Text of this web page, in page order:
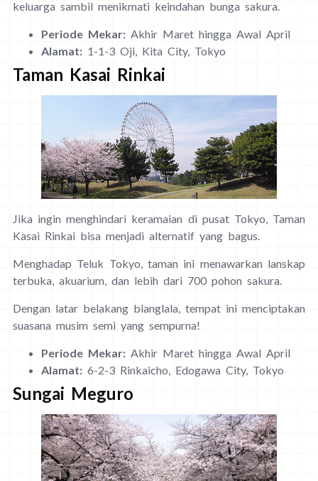
keluarga sambil menikmati keindahan bunga sakura.
Periode Mekar: Akhir Maret hingga Awal April
Alamat: 1-1-3 Oji, Kita City, Tokyo
Taman Kasai Rinkai
Jika ingin menghindari keramaian di pusat Tokyo, Taman
Kasai Rinkai bisa menjadi alternatif yang bagus.
Menghadap Teluk Tokyo, taman ini menawarkan lanskap
terbuka, akuarium, dan lebih dari 700 pohon sakura.
Dengan latar belakang bianglala, tempat ini menciptakan
suasana musim semi yang sempurna!
Periode Mekar: Akhir Maret hingga Awal April
Alamat: 6-2-3 Rinkaicho, Edogawa City, Tokyo
Sungai Meguro